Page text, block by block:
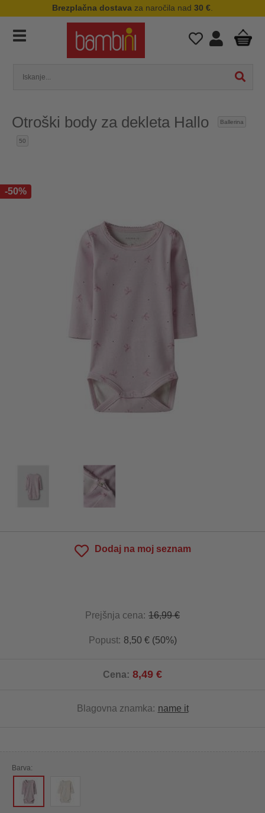
Brezplačna dostava za naročila nad 30 €
Otroški body za dekleta Hallo Ballerina
50
-50%
Dodaj na moj seznam
Prejšnja cena: 16,99 €
Popust: 8,50 € (50%)
Cena: 8,49 €
Blagovna znamka: name it
Barva: